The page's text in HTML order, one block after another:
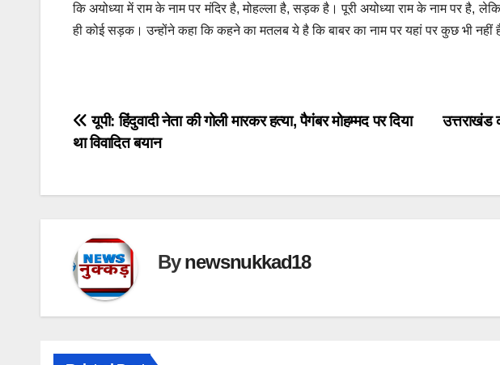
कि अयोध्या में राम के नाम पर मंदिर है, मोहल्ला है, सड़क है। पूरी अयोध्या राम के नाम पर है,
ही कोई सड़क। उन्होंने कहा कि कहने का मतलब ये है कि बाबर का नाम पर यहां पर कुछ भी नहीं
Post
उत्तराखंड
यूपी: हिंदुवादी नेता की गोली मारकर हत्या, पैगंबर मोहम्मद पर दिया
था विवादित बयान
Bynewsnukkad18